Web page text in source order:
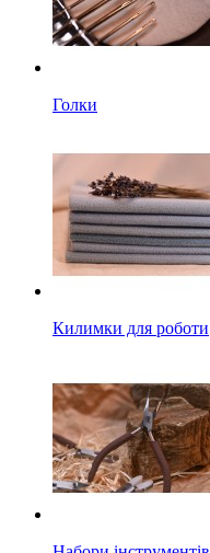
Голки
Килимки для роботи